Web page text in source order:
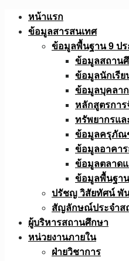
Skip
หน้าแรก
ข้อมูลสารสนเทศ
ข้อมูลพื้นฐาน 9 ปร
ข้อมูลสถาน
ข้อมูลนักเรี
ข้อมูลบุคลา
หลักสูตรการ
ทรัพยากรแ
ข้อมูลครุภั
ข้อมูลอาคา
ข้อมูลตลาดแ
ข้อมูลพื้นฐา
ปรัชญ วิสัยทัศน์ พั
สัญลักษณ์ประจำส
ผู้บริหารสถานศึกษา
หน่วยงานภายใน
ฝ่ายวิชาการ